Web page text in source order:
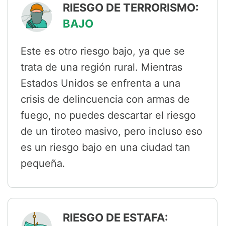
RIESGO DE TERRORISMO:
BAJO
Este es otro riesgo bajo, ya que se
trata de una región rural. Mientras
Estados Unidos se enfrenta a una
crisis de delincuencia con armas de
fuego, no puedes descartar el riesgo
de un tiroteo masivo, pero incluso eso
es un riesgo bajo en una ciudad tan
pequeña.
RIESGO DE ESTAFA: